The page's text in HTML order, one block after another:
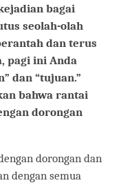
bagai
seolah-olah
dan terus
pagi ini Anda
dan “tujuan.”
bahwa rantai
dorongan
dorongan dan
dengan semua